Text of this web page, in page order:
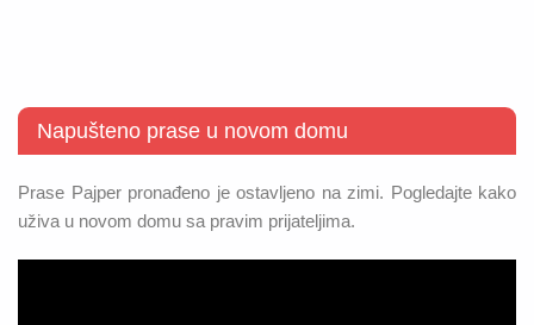
Napušteno prase u novom domu
Prase Pajper pronađeno je ostavljeno na zimi. Pogledajte kako
uživa u novom domu sa pravim prijateljima.